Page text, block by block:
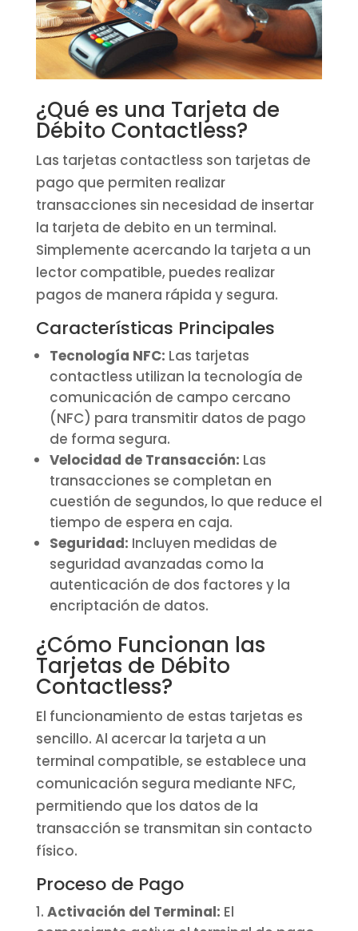
¿Qué es una Tarjeta de
Débito Contactless?
Las tarjetas contactless son tarjetas de
pago que permiten realizar
transacciones sin necesidad de insertar
la tarjeta de debito en un terminal.
Simplemente acercando la tarjeta a un
lector compatible, puedes realizar
pagos de manera rápida y segura.
Características Principales
Tecnología NFC: Las tarjetas
contactless utilizan la tecnología de
comunicación de campo cercano
(NFC) para transmitir datos de pago
de forma segura.
Velocidad de Transacción: Las
transacciones se completan en
cuestión de segundos, lo que reduce el
tiempo de espera en caja.
Seguridad: Incluyen medidas de
seguridad avanzadas como la
autenticación de dos factores y la
encriptación de datos.
¿Cómo Funcionan las
Tarjetas de Débito
Contactless?
El funcionamiento de estas tarjetas es
sencillo. Al acercar la tarjeta a un
terminal compatible, se establece una
comunicación segura mediante NFC,
permitiendo que los datos de la
transacción se transmitan sin contacto
físico.
Proceso de Pago
Activación del Terminal: El